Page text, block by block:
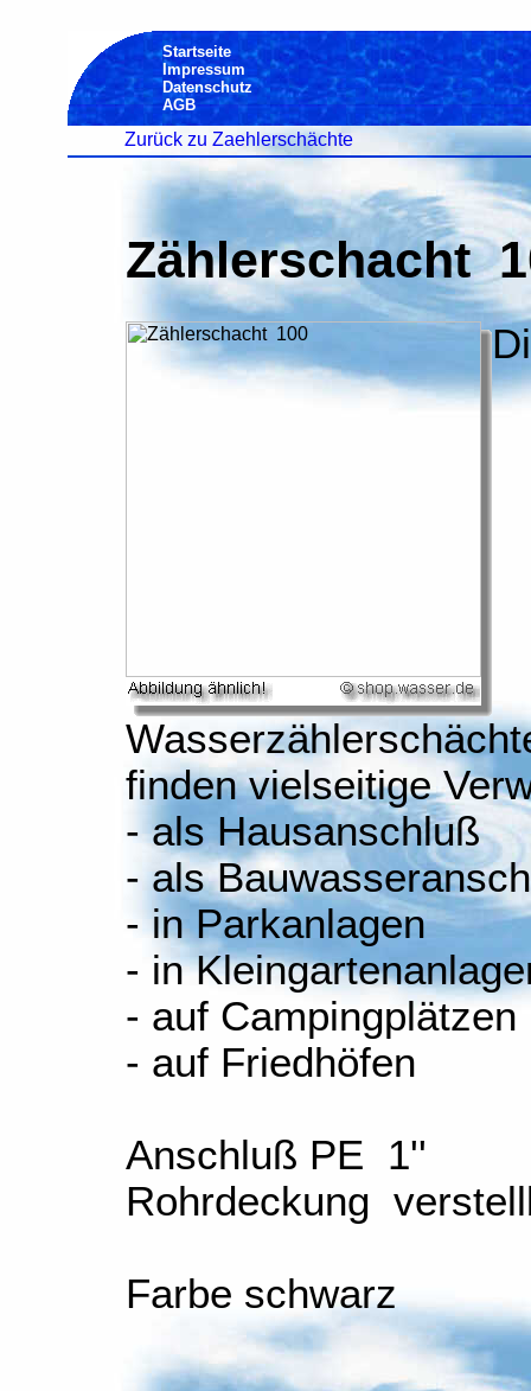
Startseite
Impressum
Datenschutz
AGB
Zurück zu Zaehlerschächte
Zählerschacht
finden vielseitige
- als Hausanschluß
- als
- in Parkanlagen
- in
- auf Campingplätzen
- auf Friedhöfen
Anschluß PE 1''
Rohrdeckung
Farbe schwarz